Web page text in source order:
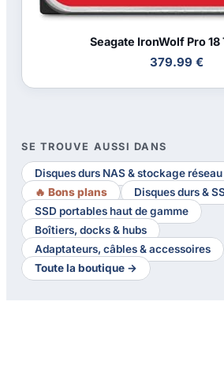
Seagate IronWolf Pro 18
379.99 €
SE TROUVE AUSSI DANS
Disques durs NAS & stockage réseau
🔥 Bons plans
Disques durs &
SSD portables haut de gamme
Boîtiers, docks & hubs
Adaptateurs, câbles & accessoires
Toute la boutique →